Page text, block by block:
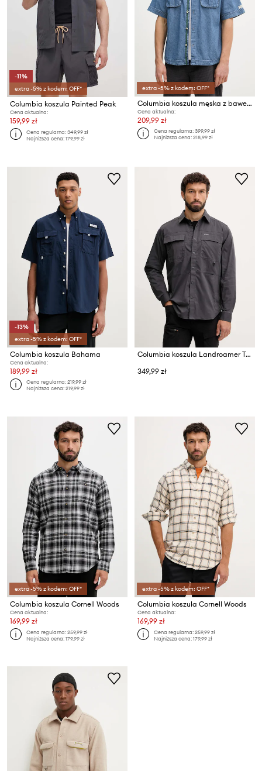
-11%
extra -5% z kodem: OFF*
Columbia koszula Painted Peak
Cena aktualna:
159,99 zł
Cena regularna:349,99 zł
Najniższa cena:179,99 zł
extra -5% z kodem: OFF*
Columbia koszula męska z bawełną Acker Rock
Cena aktualna:
209,99 zł
Cena regularna:399,99 zł
Najniższa cena:218,99 zł
-13%
extra -5% z kodem: OFF*
Columbia koszula Bahama
Cena aktualna:
189,99 zł
Cena regularna:219,99 zł
Najniższa cena:219,99 zł
Columbia koszula Landroamer Twill
349,99 zł
extra -5% z kodem: OFF*
Columbia koszula Cornell Woods
Cena aktualna:
169,99 zł
Cena regularna:259,99 zł
Najniższa cena:179,99 zł
extra -5% z kodem: OFF*
Columbia koszula Cornell Woods
Cena aktualna:
169,99 zł
Cena regularna:259,99 zł
Najniższa cena:179,99 zł